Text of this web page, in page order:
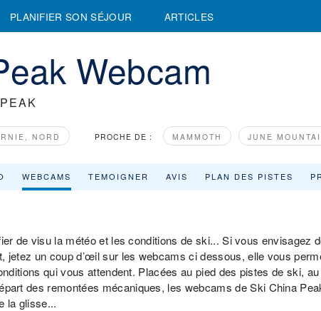
PLANIFIER SON SÉJOUR ARTICLES
Webcam
NORD PROCHE DE : MAMMOTH JUNE
WEBCAMS TEMOIGNER AVIS PLAN DES PISTES
de visu la météo et les conditions de ski... Si vous envisagez
jetez un coup d’œil sur les webcams ci dessous, elle vous
qui vous attendent. Placées au pied des pistes de ski,
des remontées mécaniques, les webcams de Ski China
la glisse...